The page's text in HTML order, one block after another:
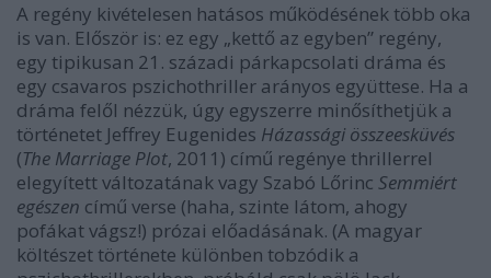
A regény kivételesen hatásos működésének több oka
is van. Először is: ez egy „kettő az egyben” regény,
egy tipikusan 21. századi párkapcsolati dráma és
egy csavaros pszichothriller arányos együttese. Ha a
dráma felől nézzük, úgy egyszerre minősíthetjük a
történetet Jeffrey Eugenides Házassági összeesküvés
(The Marriage Plot, 2011) című regénye thrillerrel
elegyített változatának vagy Szabó Lőrinc Semmiért
egészen című verse (haha, szinte látom, ahogy
pofákat vágsz!) prózai előadásának. (A magyar
költészet története különben tobzódik a